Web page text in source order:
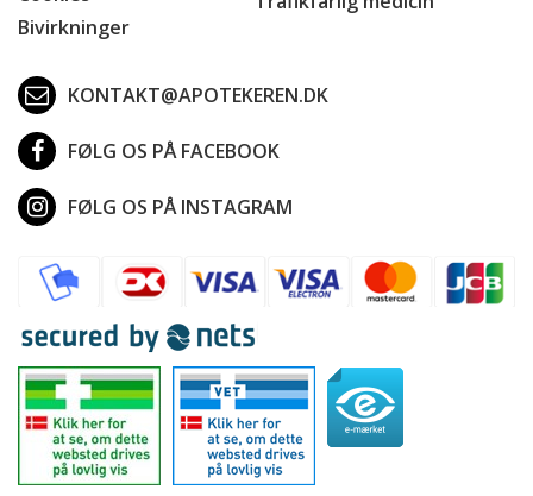
Bivirkninger
KONTAKT@APOTEKEREN.DK
FØLG OS PÅ FACEBOOK
FØLG OS PÅ INSTAGRAM